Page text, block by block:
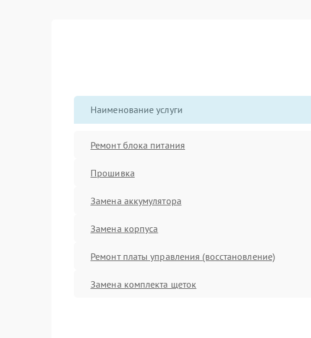
Наименование услуги
Ремонт блока питания
Прошивка
Замена аккумулятора
Замена корпуса
Ремонт платы управления (восстановление)
Замена комплекта щеток